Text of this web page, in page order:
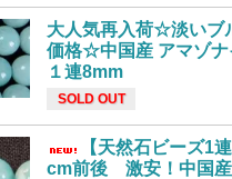
大人気再入荷☆淡いブ
価格☆中国産 アマゾナ
１連8mm
SOLD OUT
【天然石ビーズ1
cm前後 激安！中国産